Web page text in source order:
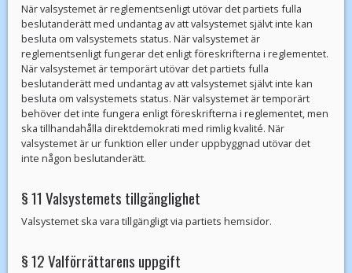
När valsystemet är reglementsenligt utövar det partiets fulla
beslutanderätt med undantag av att valsystemet självt inte kan
besluta om valsystemets status. När valsystemet är
reglementsenligt fungerar det enligt föreskrifterna i reglementet.
När valsystemet är temporärt utövar det partiets fulla
beslutanderätt med undantag av att valsystemet självt inte kan
besluta om valsystemets status. När valsystemet är temporärt
behöver det inte fungera enligt föreskrifterna i reglementet, men
ska tillhandahålla direktdemokrati med rimlig kvalité. När
valsystemet är ur funktion eller under uppbyggnad utövar det
inte någon beslutanderätt.
§ 11 Valsystemets tillgänglighet
Valsystemet ska vara tillgängligt via partiets hemsidor.
§ 12 Valförrättarens uppgift